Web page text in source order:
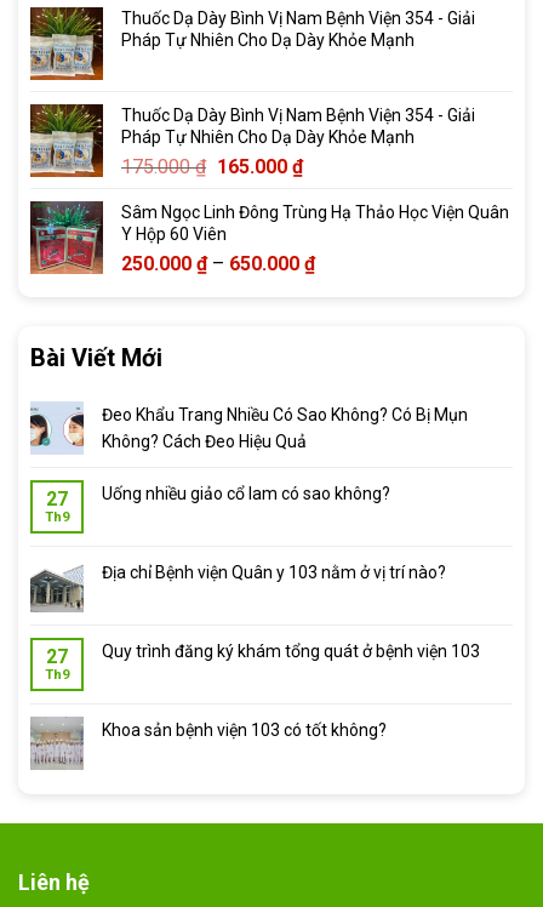
từ
210.000 ₫
Thuốc Dạ Dày Bình Vị Nam Bệnh Viện 354 - Giải
Pháp Tự Nhiên Cho Dạ Dày Khỏe Mạnh
Thuốc Dạ Dày Bình Vị Nam Bệnh Viện 354 - Giải
Pháp Tự Nhiên Cho Dạ Dày Khỏe Mạnh
175.000₫ Giá
là:
175.000 ₫.
165.000 ₫Giá
tại
165.000 ₫.
Sâm Ngọc Linh Đông Trùng Hạ Thảo Học Viện Quân
Y Hộp 60 Viên
250.000 ₫ – 650.000 ₫Khoảng
Bài Viết Mới
Đeo Khẩu Trang Nhiều Có Sao Không? Có Bị Mụn
Không? Cách Đeo Hiệu Quả
27
Th9
Uống nhiều giảo cổ lam có sao không?
Địa chỉ Bệnh viện Quân y 103 nằm ở vị trí nào?
27
Th9
Quy trình đăng ký khám tổng quát ở bệnh viện 103
Khoa sản bệnh viện 103 có tốt không?
Liên hệ